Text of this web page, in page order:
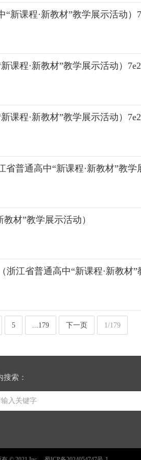
新课程·新教材”教学展示活动）
课程·新教材”教学展示活动）
课程·新教材”教学展示活动）
普通高中“新课程·新教材”教学
材”教学展示活动）
江省普通高中“新课程·新教材”
5 ...179 下一页 1/179
搜索：